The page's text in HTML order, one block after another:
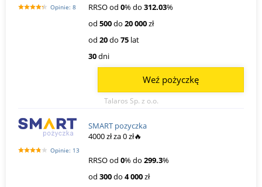
Opinie: 8 RRSO od 0% do 312.03%
od 500do 20 000zł
od 20do 75 lat
30dni
Talaros Sp. z o.o.
Weź pożyczkę
Opinie: 13
SMART pozyczka
4000 zł za 0 zł🔥
RRSO od 0% do 299.3%
od 300do 4 000zł